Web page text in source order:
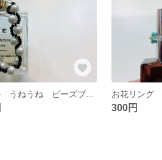
パール うねうね ビーズブレスレット
300円